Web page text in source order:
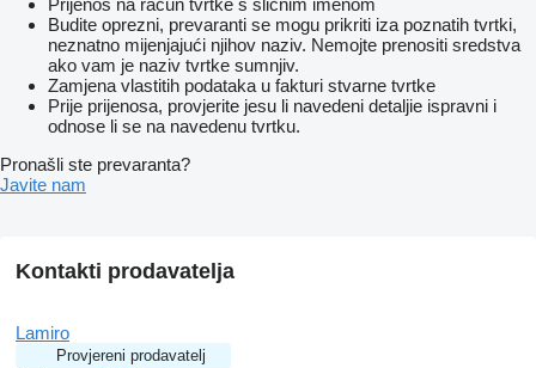
Prijenos na račun tvrtke s sličnim imenom
Budite oprezni, prevaranti se mogu prikriti iza poznatih tvrtki,
neznatno mijenjajući njihov naziv. Nemojte prenositi sredstva
ako vam je naziv tvrtke sumnjiv.
Zamjena vlastitih podataka u fakturi stvarne tvrtke
Prije prijenosa, provjerite jesu li navedeni detaljie ispravni i
odnose li se na navedenu tvrtku.
Pronašli ste prevaranta?
Javite nam
Kontakti prodavatelja
Lamiro
Provjereni prodavatelj